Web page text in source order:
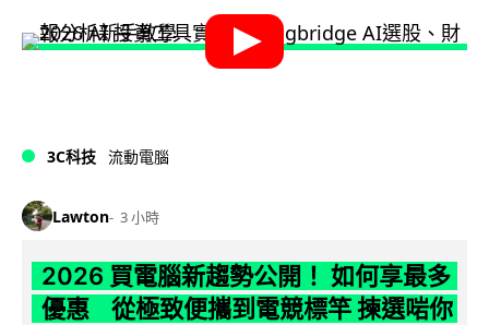
3C科技 流動電腦
Lawton 3 小時
2026 買電腦新趨勢公開！ 如何享最多
優惠 從極致便攜到電競標竿 揀選啱你